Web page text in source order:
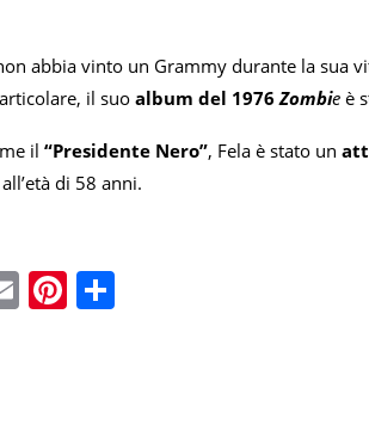
abbia vinto un Grammy durante la
il suo album del 1976Zombie è
il “Presidente Nero”, Fela è stato un
di 58 anni.
EmailPinterest